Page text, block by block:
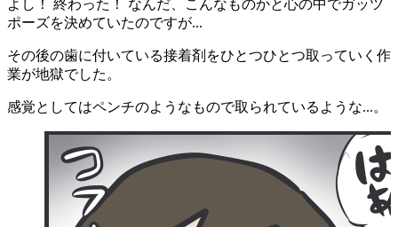
よし！ 終わった！ なんだ、こんなものかと心の中でガッツ
ポーズを決めていたのですが...
その後の歯に付いている接着剤をひとつひとつ取っていく作
業が地獄でした。
感覚としてはペンチのようなもので取られているような...。